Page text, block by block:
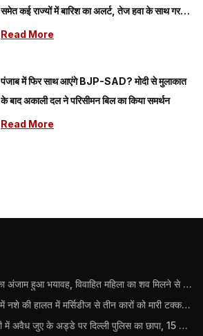
समेत कई राज्यों में बारिश का अलर्ट, तेज हवा के साथ गरज-
चमक की चेतावनी
Read More
पंजाब में फिर साथ आएंगे BJP-SAD? मोदी से मुलाकात
के बाद अकाली दल ने परिसीमन बिल का किया समर्थन
Read More
20 छोटे लड़के से प्यार का अंजाम हुआ भयावह, विवाहित महिला का शव मिलने से मचा हड़कंप
राजधानी दिल्ली के नरेला में नशे की हालत में मर्सिडीज से तीन कारों को मारी टक्कर, बुजुर्ग महिला की मौत; हिरासत में आरोपी
Delhi News: इंद्रपुरी में अवैध जुए के अड्डे पर दिल्ली पुलिस का छापा, 15 जुआरियों को पकड़ा; ₹3.61 लाख नकद और अन्य सामान बरामद